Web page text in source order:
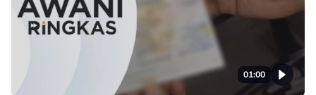
01:00